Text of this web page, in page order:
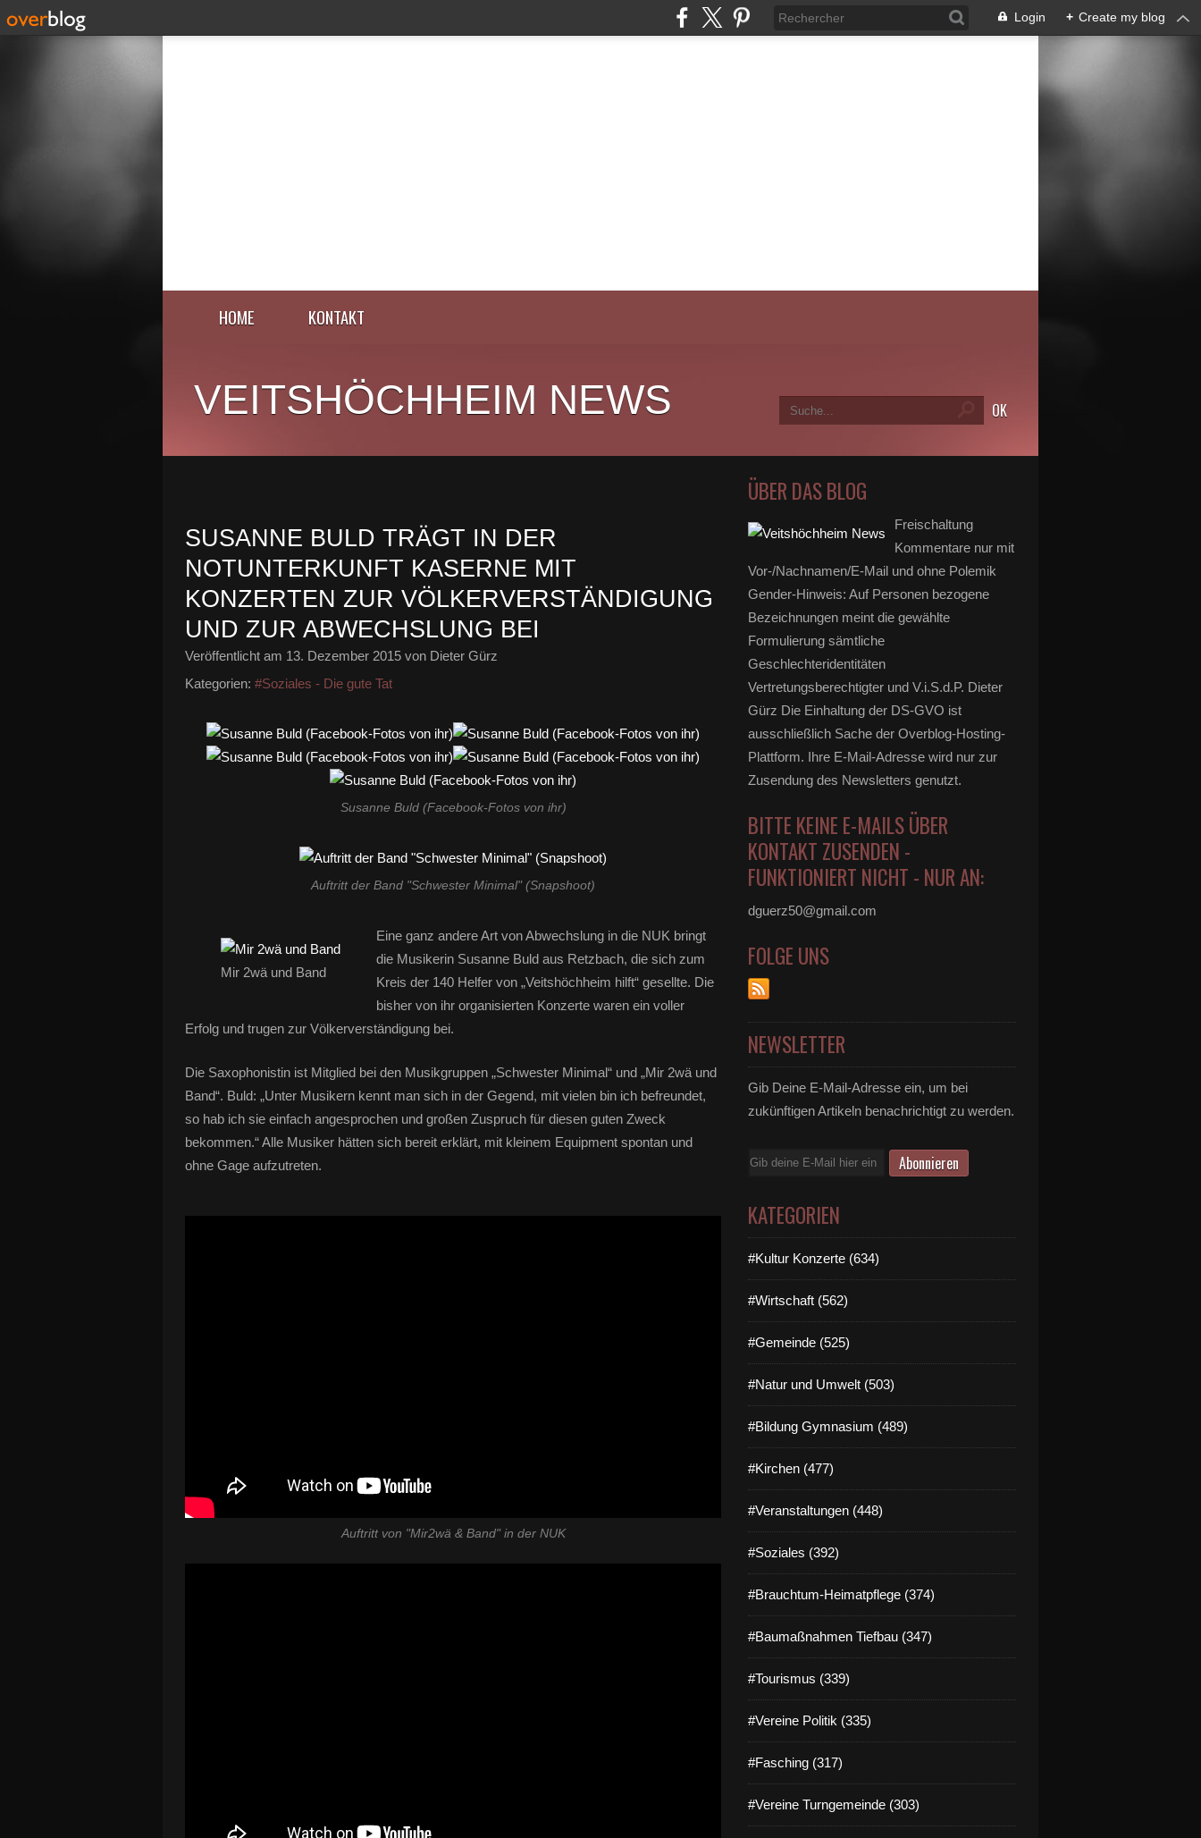
Login + Create my blog
HOME KONTAKT
VEITSHÖCHHEIM NEWS
SUSANNE BULD TRÄGT IN DER
NOTUNTERKUNFT KASERNE MIT
KONZERTEN ZUR VÖLKERVERSTÄNDIGUNG
UND ZUR ABWECHSLUNG BEI
Veröffentlicht am 13. Dezember 2015 von Dieter Gürz
Kategorien: #Soziales - Die gute Tat
Susanne Buld (Facebook-Fotos von ihr)
Auftritt der Band "Schwester Minimal" (Snapshoot)
Mir 2wä und Band
Eine ganz andere Art von Abwechslung in die NUK bringt
die Musikerin Susanne Buld aus Retzbach, die sich zum
Kreis der 140 Helfer von „Veitshöchheim hilft“ gesellte. Die
bisher von ihr organisierten Konzerte waren ein voller
Erfolg und trugen zur Völkerverständigung bei.
Die Saxophonistin ist Mitglied bei den Musikgruppen „Schwester Minimal“ und „Mir 2wä und
Band“. Buld: „Unter Musikern kennt man sich in der Gegend, mit vielen bin ich befreundet,
so hab ich sie einfach angesprochen und großen Zuspruch für diesen guten Zweck
bekommen.“ Alle Musiker hätten sich bereit erklärt, mit kleinem Equipment spontan und
ohne Gage aufzutreten.
Auftritt von "Mir2wä & Band" in der NUK
ÜBER DAS BLOG
Freischaltung
Kommentare nur mit
Vor-/Nachnamen/E-Mail und ohne Polemik
Gender-Hinweis: Auf Personen bezogene
Bezeichnungen meint die gewählte
Formulierung sämtliche
Geschlechteridentitäten
Vertretungsberechtigter und V.i.S.d.P. Dieter
Gürz Die Einhaltung der DS-GVO ist
ausschließlich Sache der Overblog-Hosting-
Plattform. Ihre E-Mail-Adresse wird nur zur
Zusendung des Newsletters genutzt.
BITTE KEINE E-MAILS ÜBER
KONTAKT ZUSENDEN -
FUNKTIONIERT NICHT - NUR AN:
dguerz50@gmail.com
FOLGE UNS
NEWSLETTER
Gib Deine E-Mail-Adresse ein, um bei
zukünftigen Artikeln benachrichtigt zu werden.
E-
KATEGORIEN
#Kultur Konzerte (634)
#Wirtschaft (562)
#Gemeinde (525)
#Natur und Umwelt (503)
#Bildung Gymnasium (489)
#Kirchen (477)
#Veranstaltungen (448)
#Soziales (392)
#Brauchtum-Heimatpflege (374)
#Baumaßnahmen Tiefbau (347)
#Tourismus (339)
#Vereine Politik (335)
#Fasching (317)
#Vereine Turngemeinde (303)